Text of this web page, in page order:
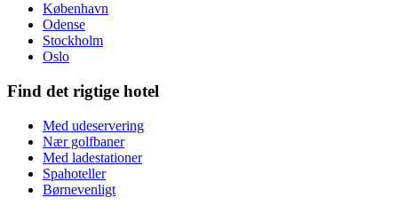
København
Odense
Stockholm
Oslo
Find det rigtige hotel
Med udeservering
Nær golfbaner
Med ladestationer
Spahoteller
Børnevenligt